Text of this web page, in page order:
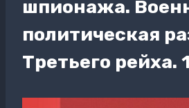
шпионажа.
политическая
Третьего рейха.